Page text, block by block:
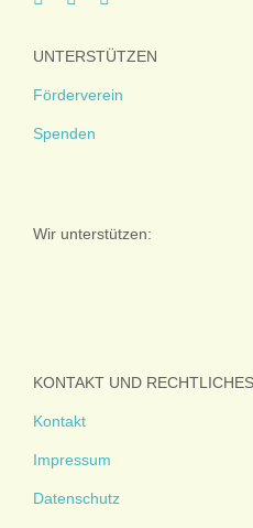
UNTERSTÜTZEN
Förderverein
Spenden
Wir unterstützen:
KONTAKT UND RECHTLICHES
Kontakt
Impressum
Datenschutz